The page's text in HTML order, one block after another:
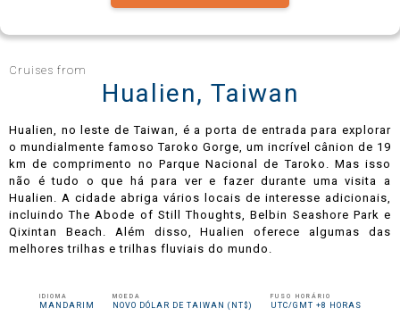
Infinity®
Millennium®
Reflection®
Roamer℠
Cruises from
Hualien, Taiwan
Hualien, no leste de Taiwan, é a porta de entrada para explorar
o mundialmente famoso Taroko Gorge, um incrível cânion de 19
km de comprimento no Parque Nacional de Taroko. Mas isso
não é tudo o que há para ver e fazer durante uma visita a
Hualien. A cidade abriga vários locais de interesse adicionais,
incluindo The Abode of Still Thoughts, Belbin Seashore Park e
Qixintan Beach. Além disso, Hualien oferece algumas das
melhores trilhas e trilhas fluviais do mundo.
IDIOMA
MANDARIM
MOEDA
NOVO DÓLAR DE TAIWAN (NT$)
FUSO HORÁRIO
UTC/GMT +8 HORAS